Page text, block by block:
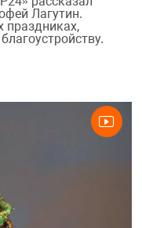
Лагутин.
праздниках,